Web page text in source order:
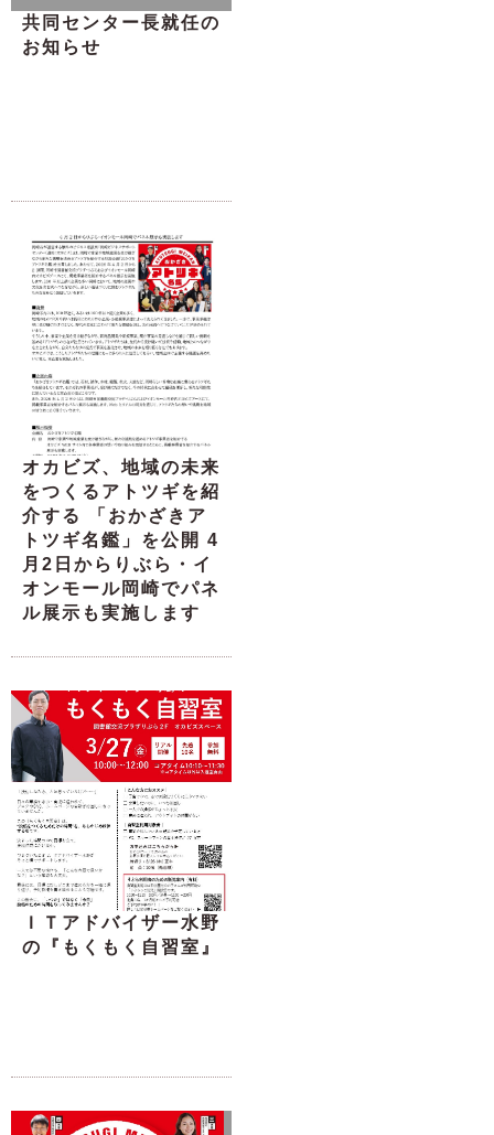
共同センター長就任の
お知らせ
オカビズ、地域の未来
をつくるアトツギを紹
介する 「おかざきア
トツギ名鑑」を公開 4
月2日からりぶら・イ
オンモール岡崎でパネ
ル展示も実施します
ＩＴアドバイザー水野
の『もくもく自習室』